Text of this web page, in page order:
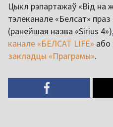
Цыкл рэпартажаў «Від на
тэлеканале «Белсат»
(ранейшая назва «Sirius
канале «БЕЛСАТ LIFE» або
закладцы «Праграмы».